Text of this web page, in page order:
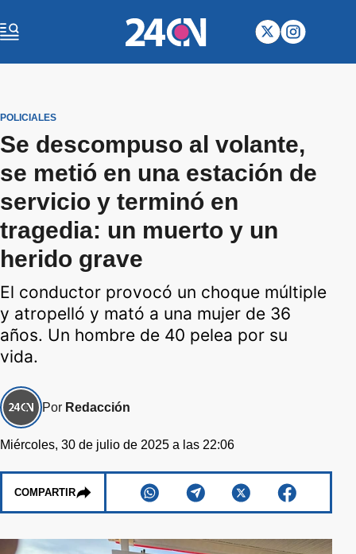
POLICIALES
Se descompuso al volante,
se metió en una estación de
servicio y terminó en
tragedia: un muerto y un
herido grave
El conductor provocó un choque múltiple
y atropelló y mató a una mujer de 36
años. Un hombre de 40 pelea por su
vida.
Por Redacción
Miércoles, 30 de julio de 2025 a las 22:06
COMPARTIR